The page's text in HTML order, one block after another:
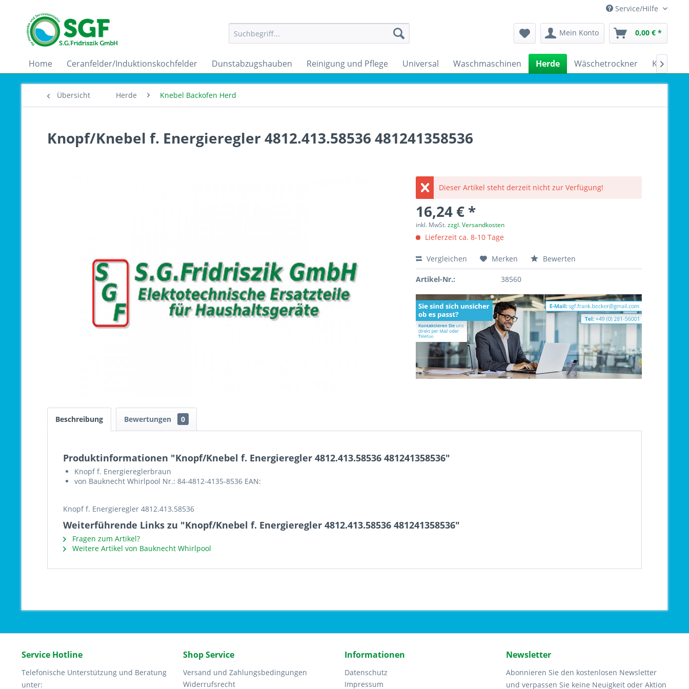
Service/Hilfe
Mein Konto 0,00 € *
Home Ceranfelder/Induktionskochfelder Dunstabzugshauben Reinigung und Pflege Universal Waschmaschinen Herde Wäschetrockner 
Übersicht Herde Knebel Backofen Herd
Knopf/Knebel f. Energieregler 4812.413.58536 481241358536
Dieser Artikel steht derzeit nicht zur Verfügung!
16,24 € *
inkl. MwSt.zzgl. Versandkosten
Lieferzeit ca. 8-10 Tage
Vergleichen Merken Bewerten
Artikel-Nr.: 38560
Beschreibung Bewertungen 0
Produktinformationen "Knopf/Knebel f. Energieregler 4812.413.58536 481241358536"
Knopf f. Energiereglerbraun
von Bauknecht Whirlpool Nr.: 84-4812-4135-8536 EAN:
Knopf f. Energieregler 4812.413.58536
Weiterführende Links zu "Knopf/Knebel f. Energieregler 4812.413.58536 481241358536"
Fragen zum Artikel?
Weitere Artikel von Bauknecht Whirlpool
Service Hotline
Telefonische Unterstützung und Beratung
unter:
Shop Service
Versand und Zahlungsbedingungen
Widerrufsrecht
Informationen
Datenschutz
Impressum
Newsletter
Abonnieren Sie den kostenlosen Newsletter
und verpassen Sie keine Neuigkeit oder Aktion